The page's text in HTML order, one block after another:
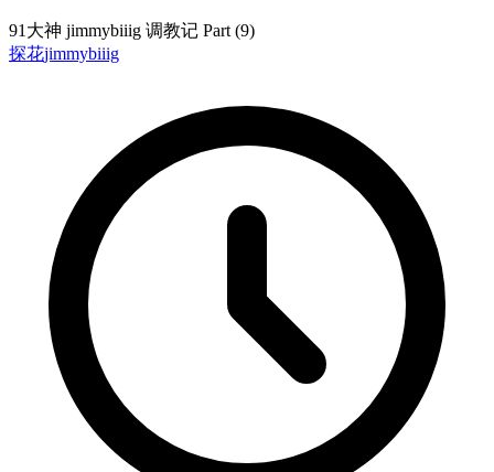
91大神 jimmybiiig 调教记 Part (9)
探花jimmybiiig